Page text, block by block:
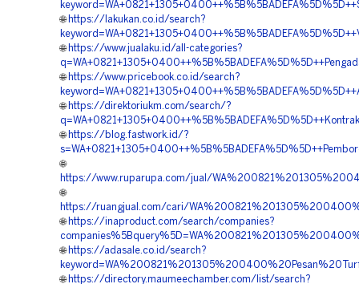
🌐 https://lakukan.co.id/search?
🌐 https://www.jualaku.id/all-categories?
🌐 https://www.pricebook.co.id/search?
🌐 https://direktoriukm.com/search/?
🌐 https://blog.fastwork.id/?
🌐
https://www.ruparupa.com/jual/
🌐
https://ruangjual.com/cari/
🌐 https://inaproduct.com/search/companies?
🌐 https://adasale.co.id/search?
🌐 https://directory.maumeechamber.com/list/search?